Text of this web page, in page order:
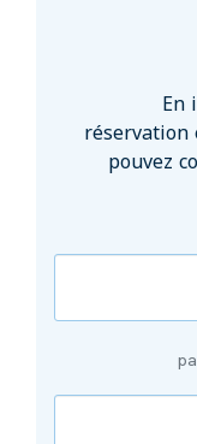
En
pouvez